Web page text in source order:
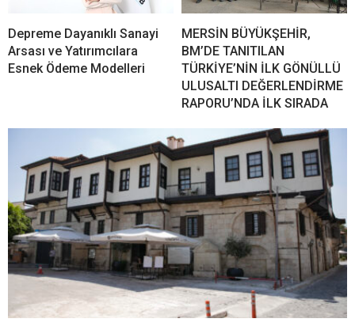
Depreme Dayanıklı Sanayi
Arsası ve Yatırımcılara
Esnek Ödeme Modelleri
MERSİN BÜYÜKŞEHİR,
BM’DE TANITILAN
TÜRKİYE’NİN İLK GÖNÜLLÜ
ULUSALTI DEĞERLENDİRME
RAPORU’NDA İLK SIRADA